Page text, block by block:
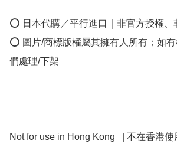
⭕ 日本代購／平行進口｜非官方授權、
⭕ 圖片/商標版權屬其擁有人所有；如
們處理/下架
Not for use in Hong Kong   | 不在香港使